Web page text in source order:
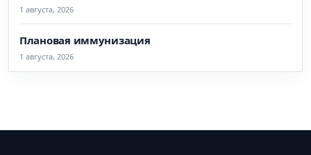
1 августа, 2026
Плановая иммунизация
1 августа, 2026